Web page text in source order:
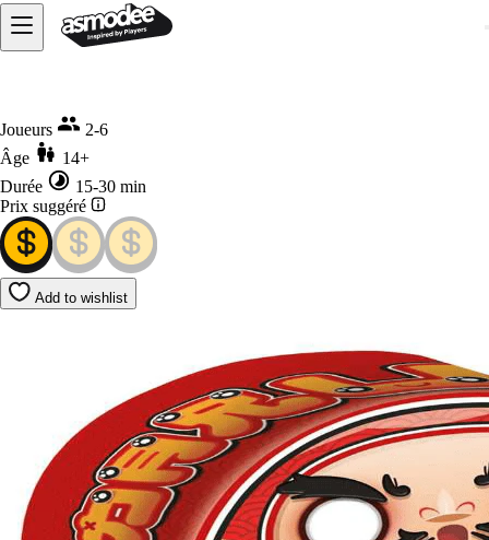
Joueurs
2-6
Âge
14+
Durée
15-30 min
Prix suggéré
Add to wishlist